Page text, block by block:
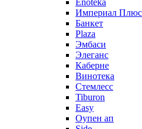
Enoteka
Империал Плюс
Банкет
Plaza
Эмбаси
Элеганс
Каберне
Винотека
Стемлесс
Tiburon
Easy
Оупен ап